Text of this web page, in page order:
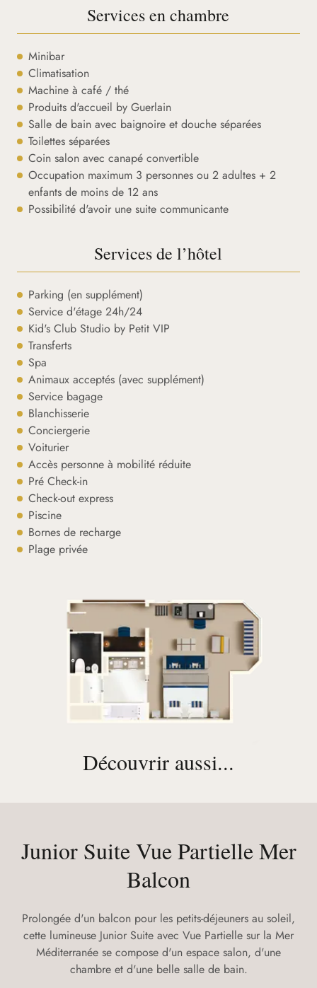
Services en chambre
Minibar
Climatisation
Machine à café / thé
Produits d'accueil by Guerlain
Salle de bain avec baignoire et douche séparées
Toilettes séparées
Coin salon avec canapé convertible
Occupation maximum 3 personnes ou 2 adultes + 2
enfants de moins de 12 ans
Possibilité d'avoir une suite communicante
Services de l’hôtel
Parking (en supplément)
Service d'étage 24h/24
Kid's Club Studio by Petit VIP
Transferts
Spa
Animaux acceptés (avec supplément)
Service bagage
Blanchisserie
Conciergerie
Voiturier
Accès personne à mobilité réduite
Pré Check-in
Check-out express
Piscine
Bornes de recharge
Plage privée
Découvrir aussi...
Junior Suite Vue Partielle Mer
Balcon
Prolongée d'un balcon pour les petits-déjeuners au soleil,
cette lumineuse Junior Suite avec Vue Partielle sur la Mer
Méditerranée se compose d'un espace salon, d'une
chambre et d'une belle salle de bain.